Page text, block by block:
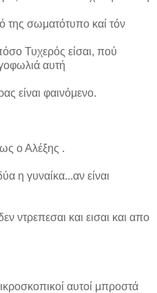
της σωματότυπο καί τόν
Τυχερός είσαι, πού
αυτή
είναι φαινόμενο.
ο Αλέξης .
η γυναίκα...αν είναι
ντρεπεσαι και εισαι και απο
αυτοί μπροστά